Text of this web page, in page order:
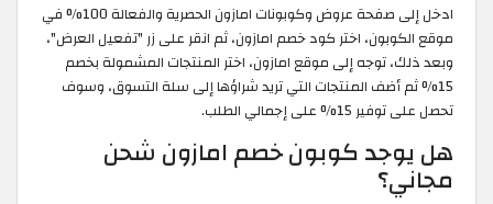
ادخل إلى صفحة عروض وكوبونات امازون الحصرية والفعالة 100% في
موقع الكوبون، اختر كود خصم امازون، ثم انقر على زر "تفعيل العرض"،
وبعد ذلك، توجه إلى موقع امازون، اختر المنتجات المشمولة بخصم
15% ثم أضف المنتجات التي تريد شراؤها إلى سلة التسوق، وسوف
تحصل على توفير 15% على إجمالي الطلب.
هل يوجد كوبون خصم امازون شحن
مجاني؟